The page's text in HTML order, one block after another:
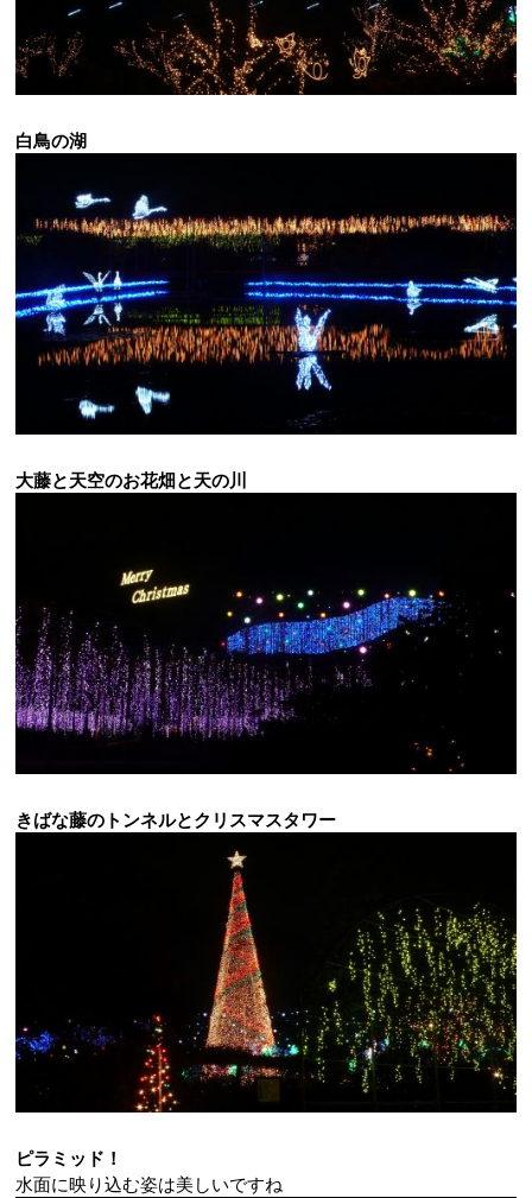
白鳥の湖
大藤と天空のお花畑と天の川
きばな藤のトンネルとクリスマスタワー
ピラミッド！
水面に映り込む姿は美しいですね